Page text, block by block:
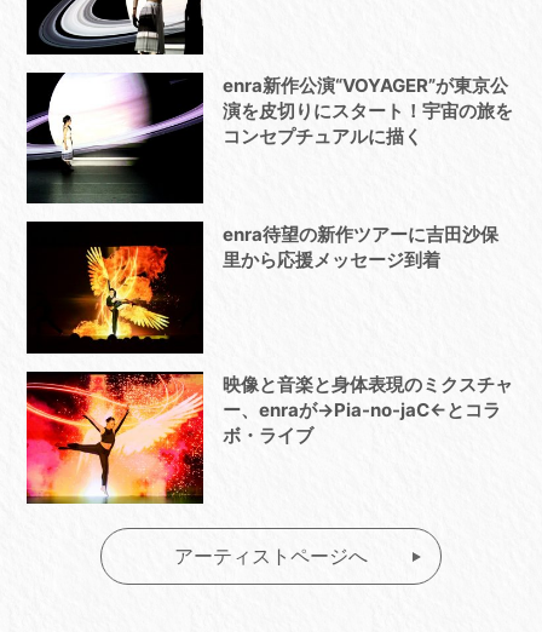
enra新作公演“VOYAGER”が東京公
演を皮切りにスタート！宇宙の旅を
コンセプチュアルに描く
enra待望の新作ツアーに吉田沙保
里から応援メッセージ到着
映像と音楽と身体表現のミクスチャ
ー、enraが→Pia-no-jaC←とコラ
ボ・ライブ
アーティストページへ